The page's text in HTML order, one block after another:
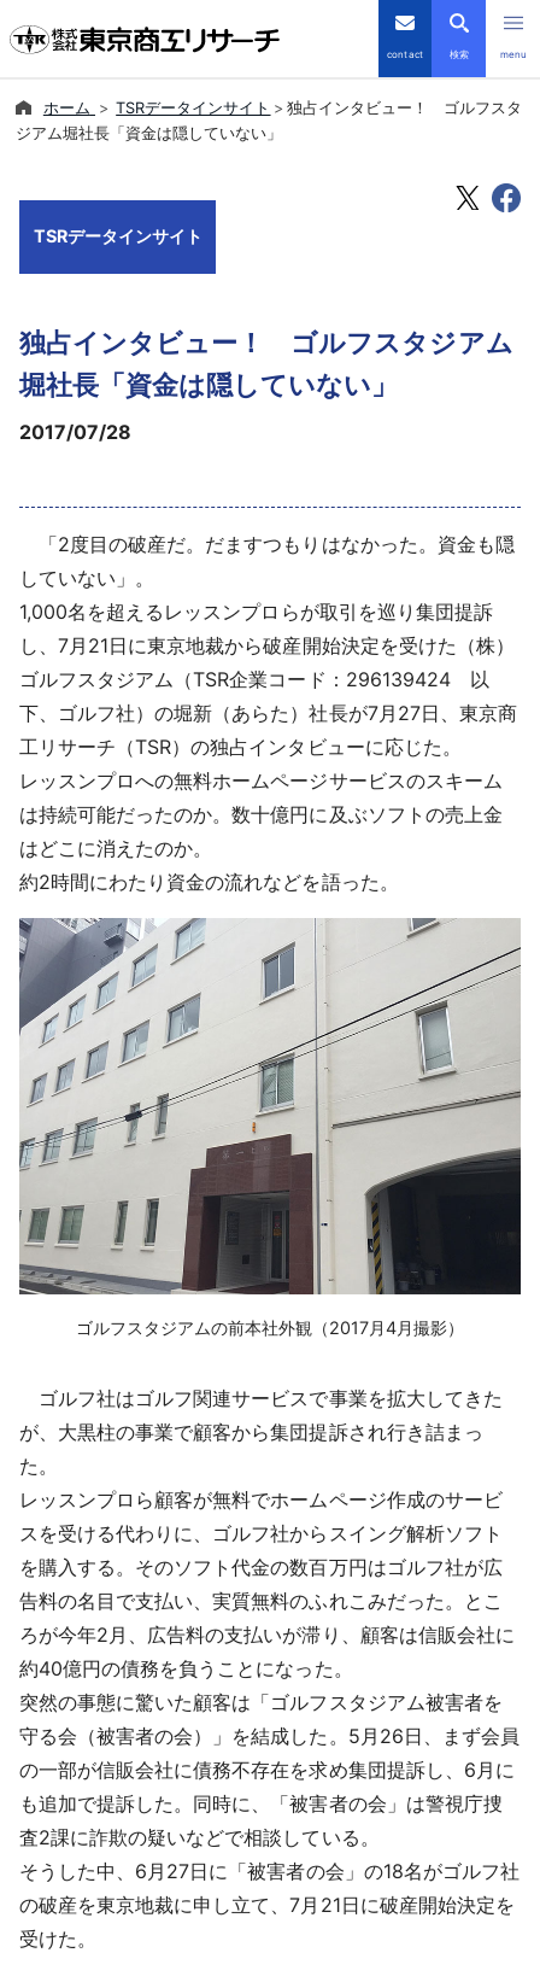
contact 検索 menu
倒産・注目企業情報
会社案内
導入事例
よくあるご質問
English
ホーム TSRデータインサイト
独占インタビュー！ ゴルフスタ
ジアム堀社長「資金は隠していない」
TSRデータインサイト
独占インタビュー！ ゴルフスタジアム
堀社長「資金は隠していない」
2017/07/28
「2度目の破産だ。だますつもりはなかった。資金も隠
していない」。
1,000名を超えるレッスンプロらが取引を巡り集団提訴
し、7月21日に東京地裁から破産開始決定を受けた（株）
ゴルフスタジアム（TSR企業コード：296139424 以
下、ゴルフ社）の堀新（あらた）社長が7月27日、東京商
工リサーチ（TSR）の独占インタビューに応じた。
レッスンプロへの無料ホームページサービスのスキーム
は持続可能だったのか。数十億円に及ぶソフトの売上金
はどこに消えたのか。
約2時間にわたり資金の流れなどを語った。
ゴルフスタジアムの前本社外観（2017月4月撮影）
ゴルフ社はゴルフ関連サービスで事業を拡大してきた
が、大黒柱の事業で顧客から集団提訴され行き詰まっ
た。
レッスンプロら顧客が無料でホームページ作成のサービ
スを受ける代わりに、ゴルフ社からスイング解析ソフト
を購入する。そのソフト代金の数百万円はゴルフ社が広
告料の名目で支払い、実質無料のふれこみだった。とこ
ろが今年2月、広告料の支払いが滞り、顧客は信販会社に
約40億円の債務を負うことになった。
突然の事態に驚いた顧客は「ゴルフスタジアム被害者を
守る会（被害者の会）」を結成した。5月26日、まず会員
の一部が信販会社に債務不存在を求め集団提訴し、6月に
も追加で提訴した。同時に、「被害者の会」は警視庁捜
査2課に詐欺の疑いなどで相談している。
そうした中、6月27日に「被害者の会」の18名がゴルフ社
の破産を東京地裁に申し立て、7月21日に破産開始決定を
受けた。